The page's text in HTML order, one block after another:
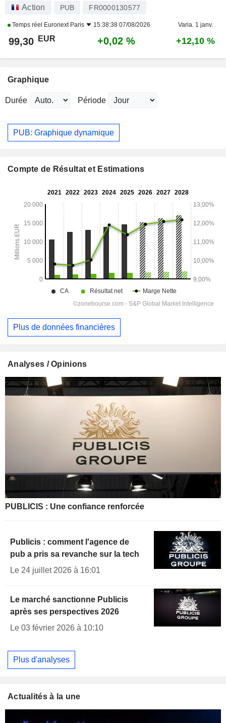
Action PUB FR0000130577
Temps réel Euronext Paris 15:38:38 07/08/2026 Varia. 1 janv.
99,30 EUR +0,02 % +12,10 %
Graphique
Durée Période
PUB: Graphique dynamique
Compte de Résultat et Estimations
Plus de données financières
Analyses / Opinions
PUBLICIS : Une confiance renforcée
Publicis : comment l'agence de
pub a pris sa revanche sur la tech
Le 24 juillet 2026 à 16:01
Le marché sanctionne Publicis
après ses perspectives 2026
Le 03 février 2026 à 10:10
Plus d'analyses
Actualités à la une